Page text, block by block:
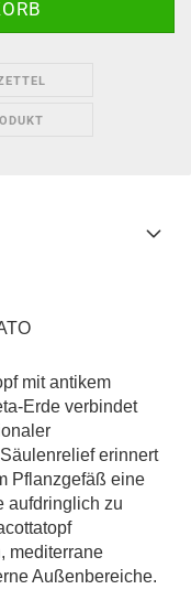
mit antikem
Erde verbindet
erinnert
Pflanzgefäß eine
aufdringlich zu
mediterrane
Außenbereiche.